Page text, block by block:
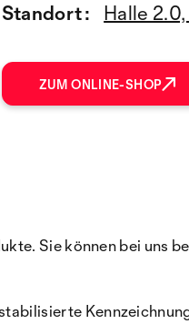
Standort :
Halle
ZUM ONLINE-SHOP
Sie können bei uns